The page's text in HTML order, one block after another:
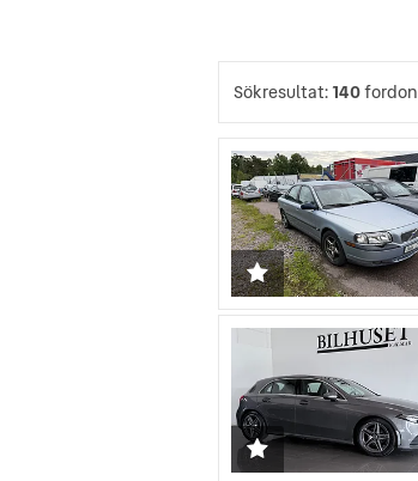
Sökresultat:140fordon